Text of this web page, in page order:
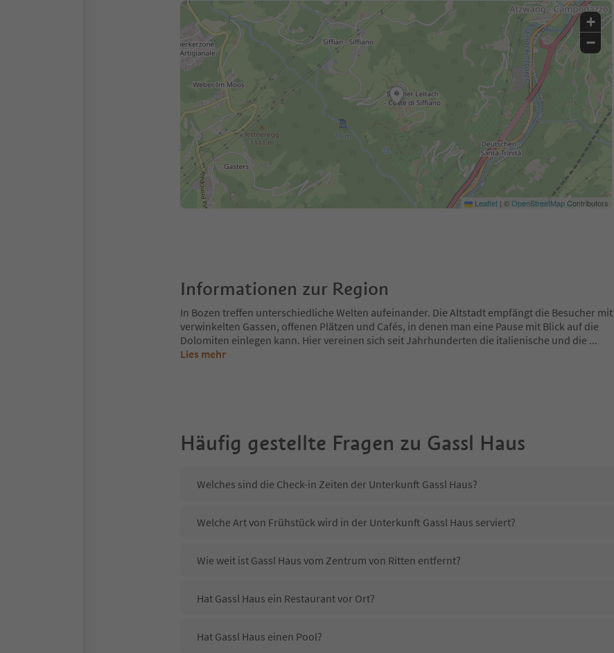
+
−
Leaflet | ©OpenStreetMapContributors
Informationen zur Region
In Bozen treffen unterschiedliche Welten aufeinander. Die Altstadt empfängt die Besucher mit
verwinkelten Gassen, offenen Plätzen und Cafés, in denen man eine Pause mit Blick auf die
Dolomiten einlegen kann. Hier vereinen sich seit Jahrhunderten die italienische und die ...
Lies mehr
Häufig gestellte Fragen zu Gassl Haus
Welches sind die Check-in Zeiten der Unterkunft Gassl Haus?
Welche Art von Frühstück wird in der Unterkunft Gassl Haus serviert?
Wie weit ist Gassl Haus vom Zentrum von Ritten entfernt?
Hat Gassl Haus ein Restaurant vor Ort?
Hat Gassl Haus einen Pool?